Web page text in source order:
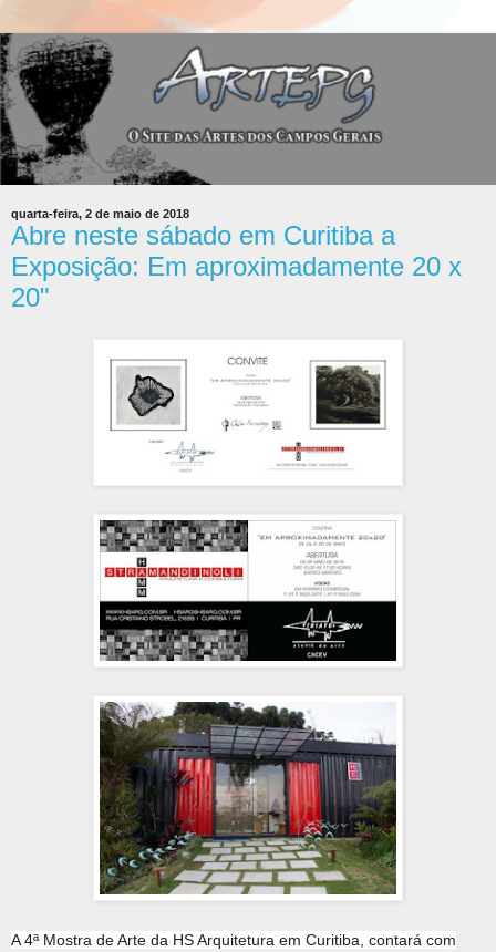
quarta-feira, 2 de maio de 2018
Abre neste sábado em Curitiba a
Exposição: Em aproximadamente 20 x
20"
A 4ª Mostra de Arte da HS Arquitetura em Curitiba, contará com